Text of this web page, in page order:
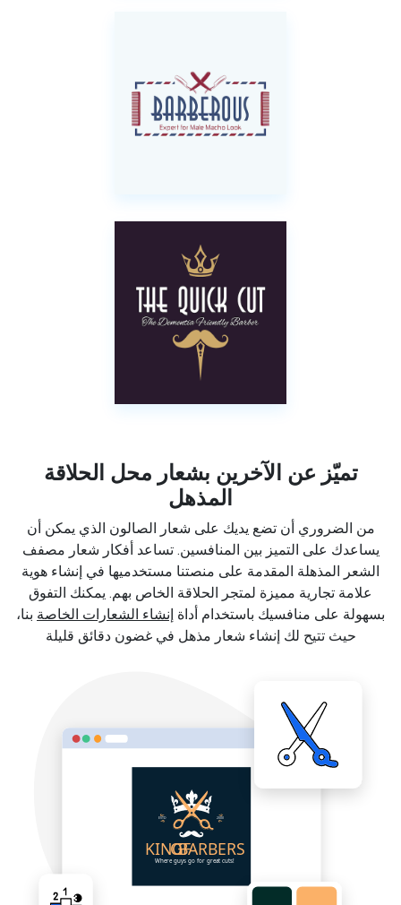
تميّز عن الآخرين بشعار محل الحلاقة
المذهل
من الضروري أن تضع يديك على شعار الصالون الذي يمكن أن
يساعدك على التميز بين المنافسين. تساعد أفكار شعار مصفف
الشعر المذهلة المقدمة على منصتنا مستخدميها في إنشاء هوية
علامة تجارية مميزة لمتجر الحلاقة الخاص بهم. يمكنك التفوق
بسهولة على منافسيك باستخدام أداة إنشاء الشعارات الخاصة بنا،
حيث تتيح لك إنشاء شعار مذهل في غضون دقائق قليلة